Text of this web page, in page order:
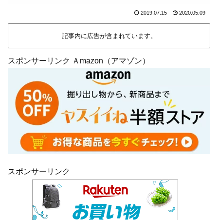
2019.07.15 2020.05.09
記事内に広告が含まれています。
スポンサーリンク Ａmazon（アマゾン）
スポンサーリンク